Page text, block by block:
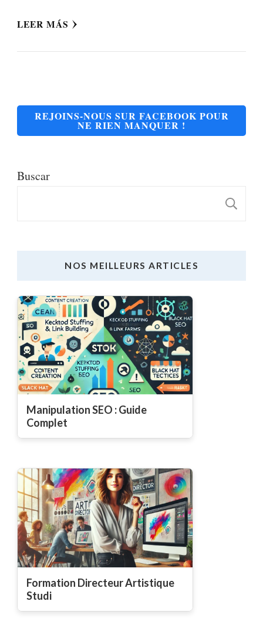
LEER MÁS
REJOINS-NOUS SUR FACEBOOK POUR
NE RIEN MANQUER !
Buscar
NOS MEILLEURS ARTICLES
Manipulation SEO : Guide
Complet
Formation Directeur Artistique
Studi